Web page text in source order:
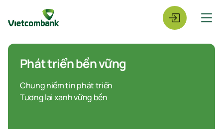
Phát triển bền vững
Chung niềm tin phát triển
Tương lai xanh vững bền